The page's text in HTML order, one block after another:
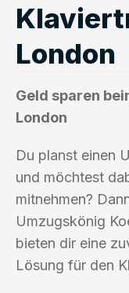
London
Geld sparen
London
Du planst einen
und möchtest
mitnehmen?
Umzugskönig
bieten dir eine
Lösung für den